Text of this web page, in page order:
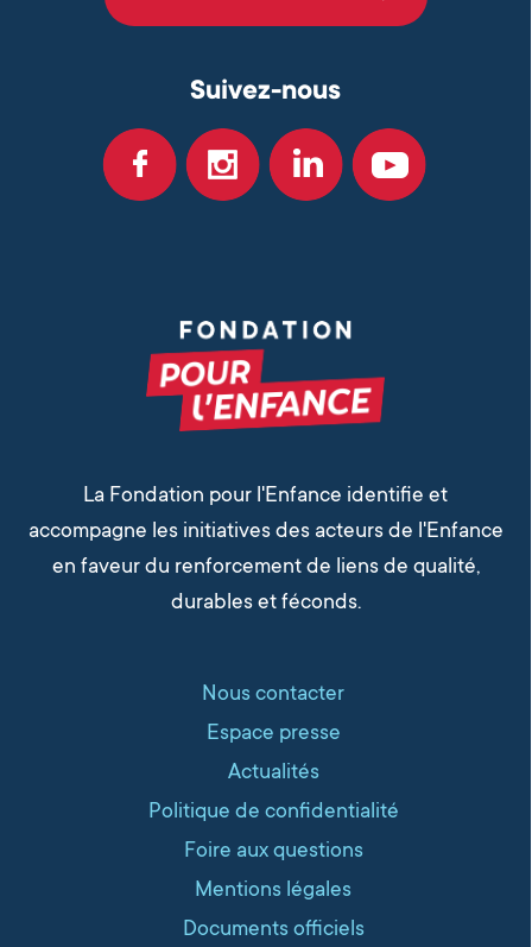
Suivez-nous
La Fondation pour l'Enfance identifie et
accompagne les initiatives des acteurs de l'Enfance
en faveur du renforcement de liens de qualité,
durables et féconds.
Nous contacter
Espace presse
Actualités
Politique de confidentialité
Foire aux questions
Mentions légales
Documents officiels